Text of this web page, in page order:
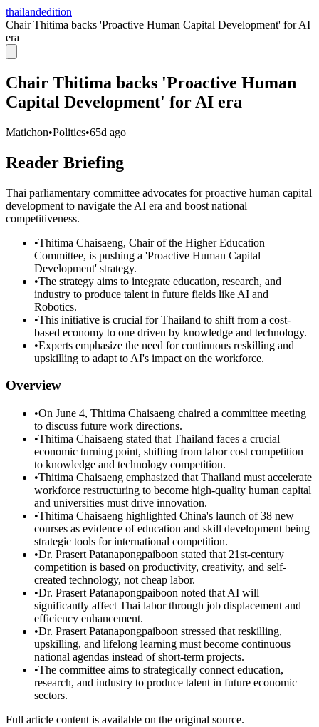
thailandedition
Chair Thitima backs 'Proactive Human Capital Development' for AI
era
Chair Thitima backs 'Proactive Human
Capital Development' for AI era
Matichon•Politics•65d ago
Reader Briefing
Thai parliamentary committee advocates for proactive human capital
development to navigate the AI era and boost national
competitiveness.
•Thitima Chaisaeng, Chair of the Higher Education
Committee, is pushing a 'Proactive Human Capital
Development' strategy.
•The strategy aims to integrate education, research, and
industry to produce talent in future fields like AI and
Robotics.
•This initiative is crucial for Thailand to shift from a cost-
based economy to one driven by knowledge and technology.
•Experts emphasize the need for continuous reskilling and
upskilling to adapt to AI's impact on the workforce.
Overview
•On June 4, Thitima Chaisaeng chaired a committee meeting
to discuss future work directions.
•Thitima Chaisaeng stated that Thailand faces a crucial
economic turning point, shifting from labor cost competition
to knowledge and technology competition.
•Thitima Chaisaeng emphasized that Thailand must accelerate
workforce restructuring to become high-quality human capital
and universities must drive innovation.
•Thitima Chaisaeng highlighted China's launch of 38 new
courses as evidence of education and skill development being
strategic tools for international competition.
•Dr. Prasert Patanapongpaiboon stated that 21st-century
competition is based on productivity, creativity, and self-
created technology, not cheap labor.
•Dr. Prasert Patanapongpaiboon noted that AI will
significantly affect Thai labor through job displacement and
efficiency enhancement.
•Dr. Prasert Patanapongpaiboon stressed that reskilling,
upskilling, and lifelong learning must become continuous
national agendas instead of short-term projects.
•The committee aims to strategically connect education,
research, and industry to produce talent in future economic
sectors.
Full article content is available on the original source.